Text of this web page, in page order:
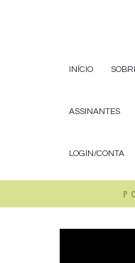
INÍCIO
ASSINANTES
LOGIN/CONTA